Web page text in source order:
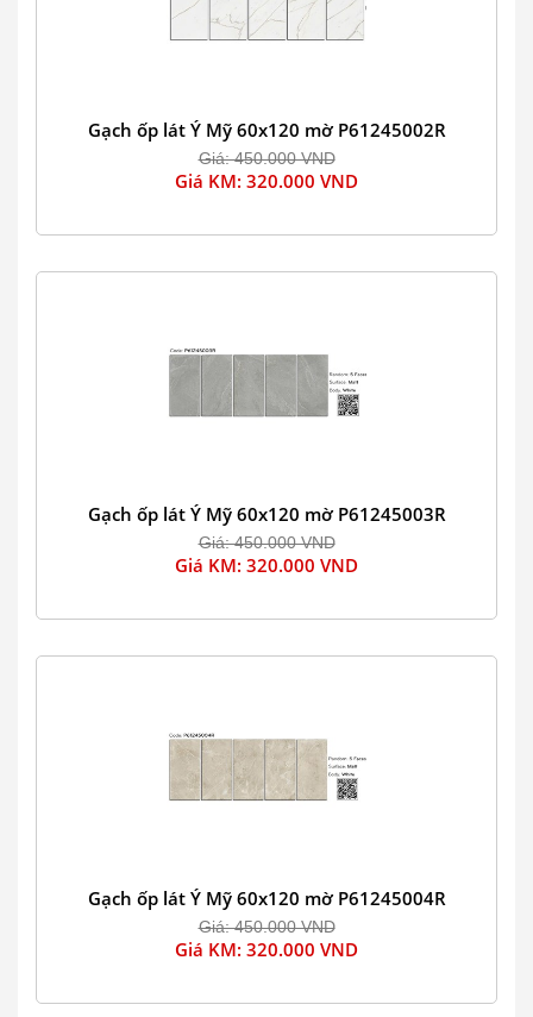
Gạch ốp lát Ý Mỹ 60x120 mờ P61245002R
Giá: 450.000 VND
Giá KM: 320.000 VND
Gạch ốp lát Ý Mỹ 60x120 mờ P61245003R
Giá: 450.000 VND
Giá KM: 320.000 VND
Gạch ốp lát Ý Mỹ 60x120 mờ P61245004R
Giá: 450.000 VND
Giá KM: 320.000 VND